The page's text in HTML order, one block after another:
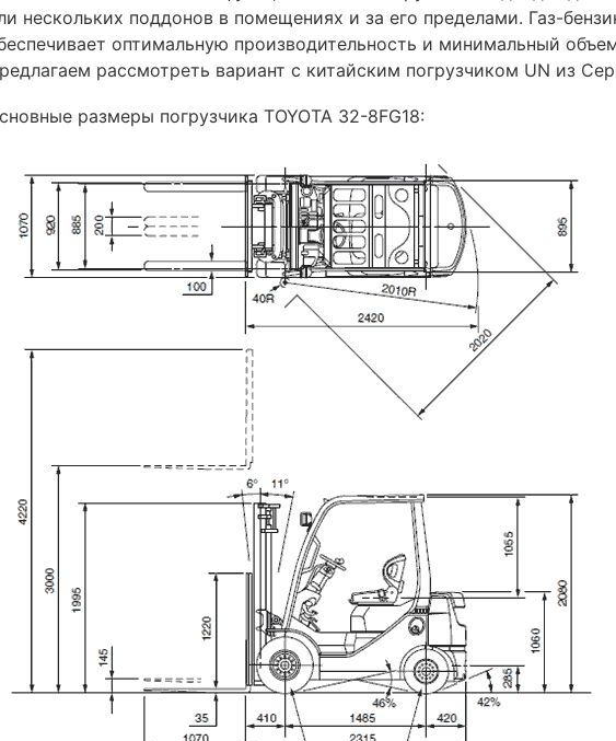
нескольких поддонов в помещениях и за его пределами. Газ-
оптимальную производительность и минимальный
рассмотреть вариант с китайским погрузчиком UN из
размеры погрузчика TOYOTA 32-8FG18: